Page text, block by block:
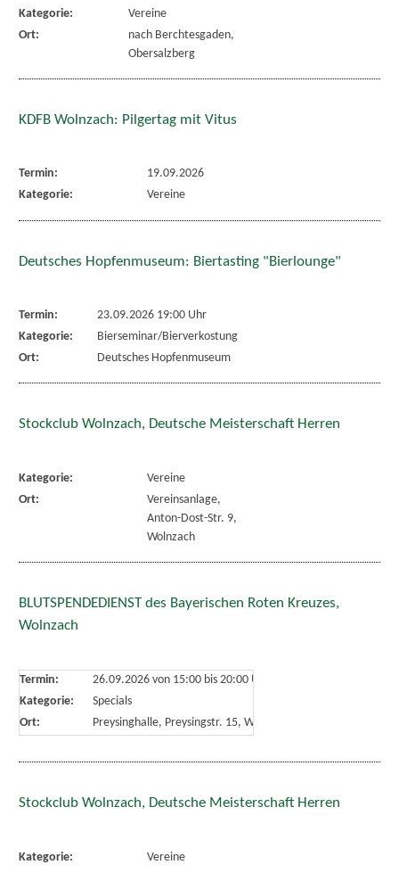
Kategorie:
Vereine
Ort:
nach Berchtesgaden,
Obersalzberg
KDFB Wolnzach: Pilgertag mit Vitus
Termin:
19.09.2026
Kategorie:
Vereine
Deutsches Hopfenmuseum: Biertasting "Bierlounge"
Termin:
23.09.2026 19:00 Uhr
Kategorie:
Bierseminar/Bierverkostung
Ort:
Deutsches Hopfenmuseum
Stockclub Wolnzach, Deutsche Meisterschaft Herren
Kategorie:
Vereine
Ort:
Vereinsanlage,
Anton-Dost-Str. 9,
Wolnzach
BLUTSPENDEDIENST des Bayerischen Roten Kreuzes,
Wolnzach
Termin: 26.09.2026 von 15:00bis 20:00 Uhr
Kategorie:
Specials
Ort:
Preysinghalle, Preysingstr. 15, Wolnzach
Stockclub Wolnzach, Deutsche Meisterschaft Herren
Kategorie:
Vereine